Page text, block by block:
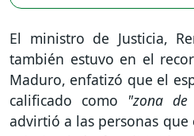
El ministro de Justicia,
también estuvo en el
Maduro, enfatizó que el
calificado como "zona de
advirtió a las personas que